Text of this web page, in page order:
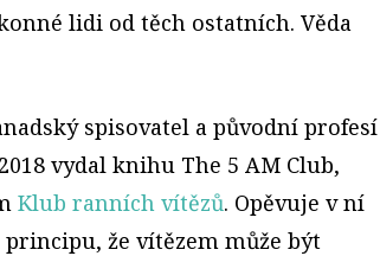
lidi od těch ostatních. Věda
spisovatel a původní profesí
vydal knihu The 5 AM Club,
Klub ranních vítězů. Opěvuje v ní
že vítězem může být